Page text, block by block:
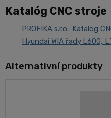
Katalóg CNC stroje
PROFIKA s.r.o.: Katalog
Hyundai WIA řady L600,
Alternativní produkty